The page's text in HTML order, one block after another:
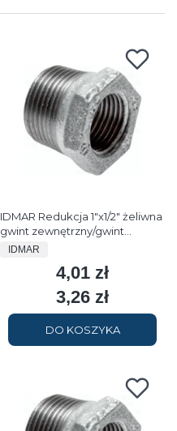
IDMAR Redukcja 1"x1/2" żeliwna
gwint zewnętrzny/gwint
wewnętrzny ocynkowane N4
PRODUCENT
IDMAR
Cena
4,01 zł
Cena
3,26 zł
DO KOSZYKA